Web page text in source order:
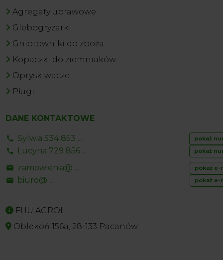
Agregaty uprawowe
Glebogryzarki
Gniotowniki do zboża
Kopaczki do ziemniaków
Opryskiwacze
Pługi
DANE KONTAKTOWE
Sylwia 534 853 ... pokaż
Lucyna 729 856 ... pokaż
zamowienia@ ... pokaż e-
biuro@ ... pokaż e-
FHU AGROL
Oblekoń 156a, 28-133 Pacanów